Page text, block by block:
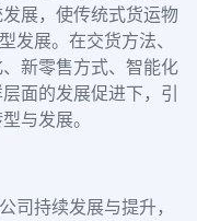
展，使传统式货运物
发展。在交货方法、
新零售方式、智能化
面的发展促进下，引
与发展。
司持续发展与提升，